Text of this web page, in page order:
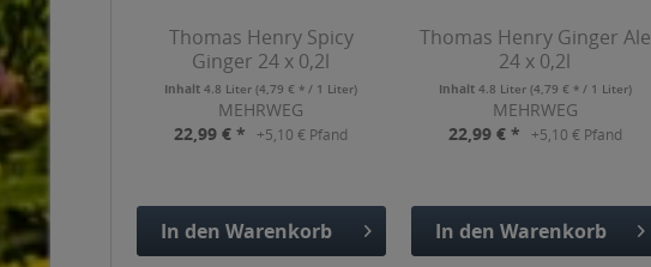
Thomas Henry Spicy
Ginger 24 x 0,2l
Inhalt4.8 Liter(4,79 € * / 1 Liter)
MEHRWEG
22,99 € *
+5,10 € Pfand
In den Warenkorb
Thomas Henry Ginger Ale
24 x 0,2l
Inhalt 4.8 Liter (4,79 € * / 1 Liter)
MEHRWEG
22,99 € *
+5,10 € Pfand
In den Warenkorb